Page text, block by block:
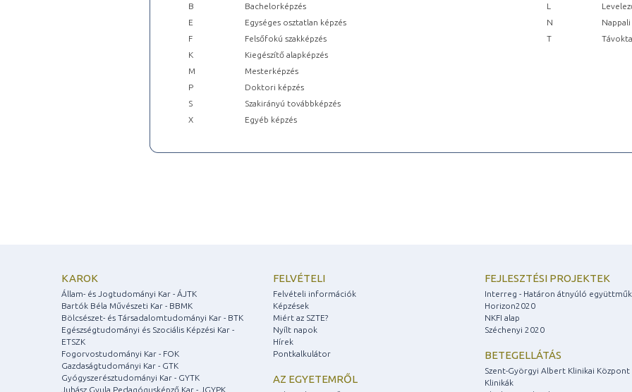
B
Bachelorképzés L
E
Egységes osztatlan képzés N
Nappali
F
Felsőfokú szakképzés T
K
Kiegészítő alapképzés
M
Mesterképzés
P
Doktori képzés
S
Szakirányú továbbképzés
X
Egyéb képzés
KAROK
Állam- és Jogtudományi Kar - ÁJTK
Bartók Béla Művészeti Kar - BBMK
Bölcsészet- és Társadalomtudományi Kar - BTK
Egészségtudományi és Szociális Képzési Kar -
ETSZK
Fogorvostudományi Kar - FOK
Gazdaságtudományi Kar - GTK
Gyógyszerésztudományi Kar - GYTK
Juhász Gyula Pedagógusképző Kar - JGYPK
FELVÉTELI
Felvételi információk
Képzések
Miért az SZTE?
Nyílt napok
Hírek
Pontkalkulátor
AZ EGYETEMRŐL
FEJLESZTÉSI PROJEKTEK
Interreg - Határon átnyúló
Horizon2020
NKFI alap
Széchenyi 2020
BETEGELLÁTÁS
Szent-Györgyi Albert Klinikai Központ
Klinikák